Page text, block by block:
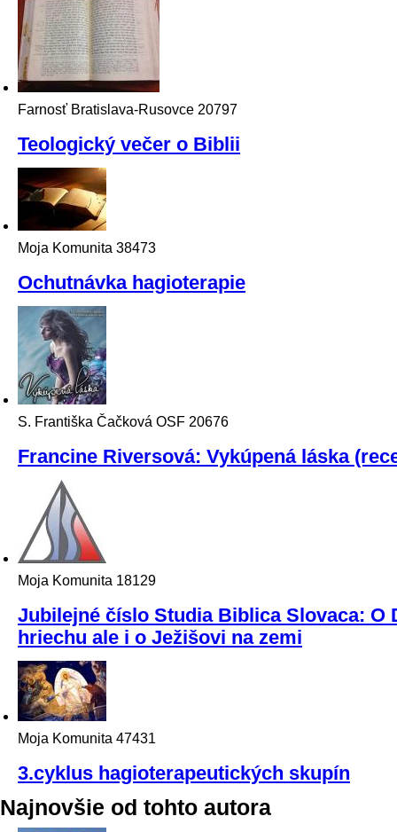
Farnosť Bratislava-Rusovce 20797
Teologický večer o Biblii
Moja Komunita 38473
Ochutnávka hagioterapie
S. Františka Čačková OSF 20676
Francine Riversová: Vykúpená láska
Moja Komunita 18129
Jubilejné číslo Studia Biblica Slovaca: O
hriechu ale i o Ježišovi na zemi
Moja Komunita 47431
3.cyklus hagioterapeutických skupín
Najnovšie od tohto autora